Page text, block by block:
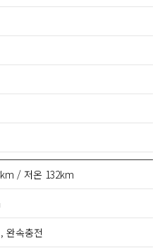
/ 저온 132km
완속충전